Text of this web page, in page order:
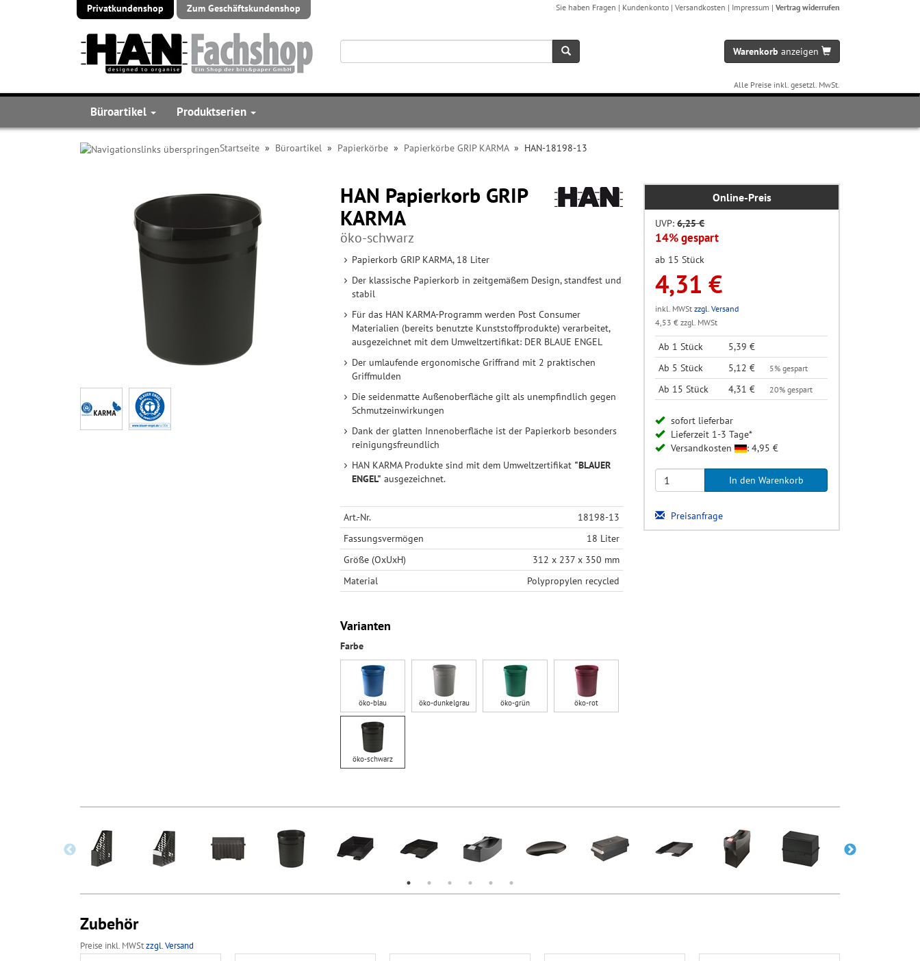
Privatkundenshop Zum Geschäftskundenshop Sie haben Fragen | Kundenkonto | Versandkosten | Impressum | Vertrag widerrufen
Warenkorb anzeigen
Alle Preise inkl. gesetzl. MwSt.
Büroartikel Produktserien
Startseite » Büroartikel » Papierkörbe » Papierkörbe GRIP KARMA» HAN-18198-13
HAN Papierkorb GRIP
KARMA
öko-schwarz
Papierkorb GRIP KARMA, 18 Liter
Der klassische Papierkorb in zeitgemäßem Design, standfest und
stabil
Für das HAN KARMA-Programm werden Post Consumer
Materialien (bereits benutzte Kunststoffprodukte) verarbeitet,
ausgezeichnet mit dem Umweltzertifikat: DER BLAUE ENGEL
Der umlaufende ergonomische Griffrand mit 2 praktischen
Griffmulden
Die seidenmatte Außenoberfläche gilt als unempfindlich gegen
Schmutzeinwirkungen
Dank der glatten Innenoberfläche ist der Papierkorb besonders
reinigungsfreundlich
HAN KARMA Produkte sind mit dem Umweltzertifikat "BLAUER
ENGEL" ausgezeichnet.
Art.-Nr.
18198-13
Fassungsvermögen
18 Liter
Größe (OxUxH)
312 x 237 x 350 mm
Material
Polypropylen recycled
Varianten
Farbe
öko-blau öko-dunkelgrau öko-grün öko-rot
öko-schwarz
Online-Preis
UVP:6,25 €
14% gespart
ab 15 Stück
4,31 €
inkl. MWStzzgl. Versand
4,53 € zzgl. MWSt
Ab 1 Stück
5,39 €
Ab 5 Stück
5,12 € 5% gespart
Ab 15 Stück 4,31 € 20% gespart
sofort lieferbar
Lieferzeit 1-3 Tage*
Versandkosten
: 4,95 €
Preisanfrage
Zubehör
Preise inkl. MWStzzgl. Versand